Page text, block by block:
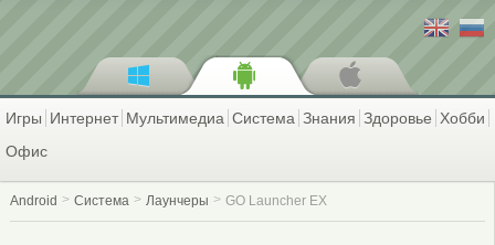
Игры Интернет Мультимедиа Система Знания Здоровье Хобби
Офис
Android Система Лаунчеры GO Launcher EX